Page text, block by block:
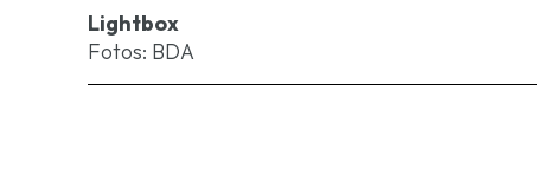
Lightbox
Fotos: BDA